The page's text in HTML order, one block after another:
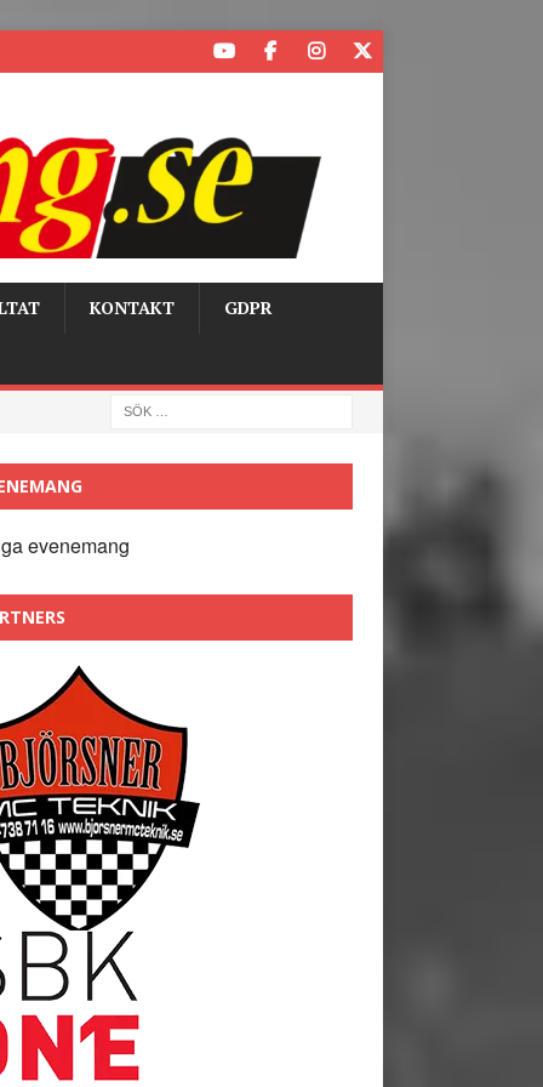
KONTAKT GDPR
evenemang